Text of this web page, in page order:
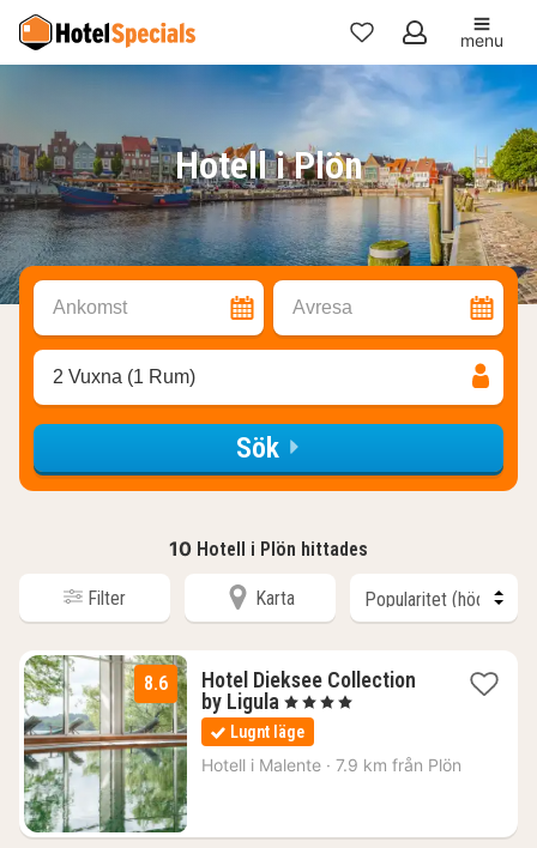
Mina
favoriter
menu
Hotell i Plön
Ankomst Avresa
2 Vuxna (1 Rum)
Sök
10 Hotell i Plön hittades
Filter Karta
8.6
Hotel Dieksee Collection
by Ligula 1
natt
från
1159
, 4 Stjärnor
Lugnt läge
Hotell i Malente · 7.9 km från Plön